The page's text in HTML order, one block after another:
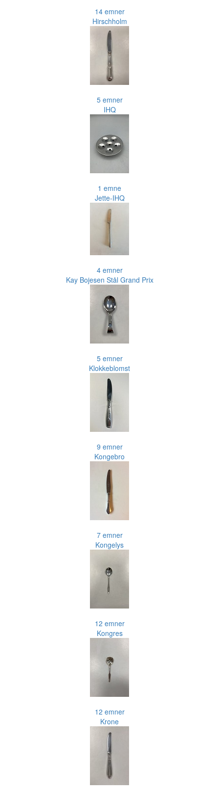
14 emner
Hirschholm
5 emner
IHQ
1 emne
Jette-IHQ
4 emner
Kay Bojesen Stål Grand Prix
5 emner
Klokkeblomst
9 emner
Kongebro
7 emner
Kongelys
12 emner
Kongres
12 emner
Krone